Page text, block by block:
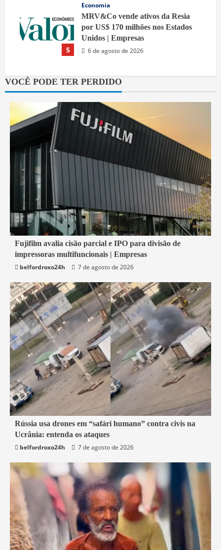
5
Economia
MRV&Co vende ativos da Resia
por US$ 170 milhões nos Estados
Unidos | Empresas
6 de agosto de 2026
VOCÊ PODE TER PERDIDO
2 min read
Economia
Fujifilm avalia cisão parcial e IPO para divisão de
impressoras multifuncionais | Empresas
belfordroxo24h
7 de agosto de 2026
2 min read
Mundo
Rússia usa drones em “safári humano” contra civis na
Ucrânia: entenda os ataques
belfordroxo24h
7 de agosto de 2026